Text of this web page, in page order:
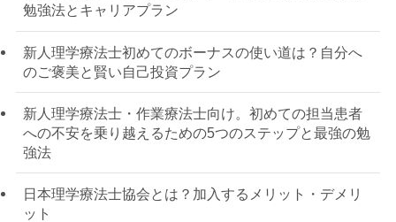
勉強法とキャリアプラン
新人理学療法士初めてのボーナスの使い道は？自分へ
のご褒美と賢い自己投資プラン
新人理学療法士・作業療法士向け。初めての担当患者
への不安を乗り越えるための5つのステップと最強の勉
強法
日本理学療法士協会とは？加入するメリット・デメリ
ット